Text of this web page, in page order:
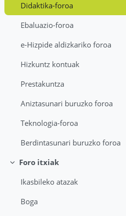
Didaktika-foroa
Ebaluazio-foroa
e-Hizpide aldizkariko foroa
Hizkuntz kontuak
Prestakuntza
Aniztasunari buruzko foroa
Teknologia-foroa
Berdintasunari buruzko foroa
Tolestu
Foro itxiak
Ikasbileko atazak
Boga